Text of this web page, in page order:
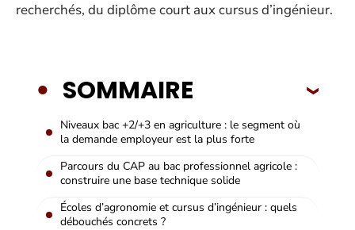
recherchés, du diplôme court aux cursus d’ingénieur.
SOMMAIRE
Niveaux bac +2/+3 en agriculture : le segment où
la demande employeur est la plus forte
Parcours du CAP au bac professionnel agricole :
construire une base technique solide
Écoles d’agronomie et cursus d’ingénieur : quels
débouchés concrets ?